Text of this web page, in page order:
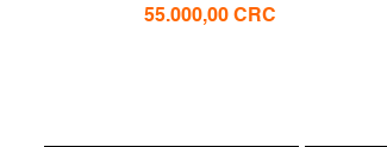
Precio
55.000,00 CRC